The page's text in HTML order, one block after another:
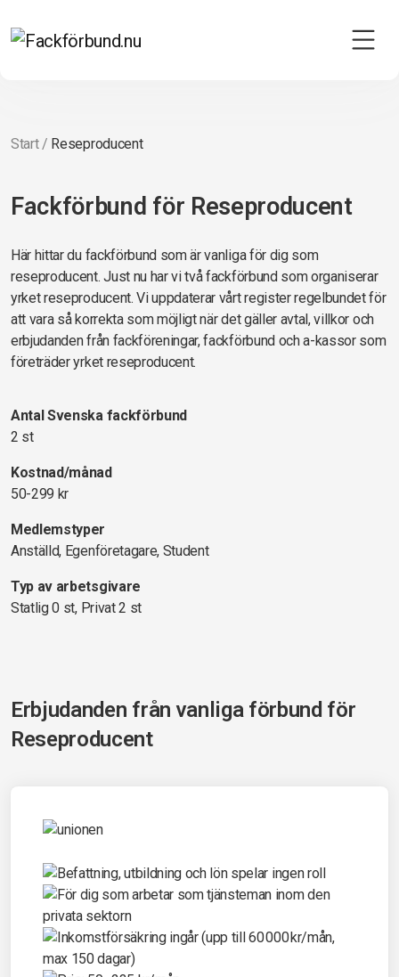
Start/ Reseproducent
Fackförbund för Reseproducent
Här hittar du fackförbund som är vanliga för dig som
reseproducent. Just nu har vi två fackförbund som organiserar
yrket reseproducent. Vi uppdaterar vårt register regelbundet för
att vara så korrekta som möjligt när det gäller avtal, villkor och
erbjudanden från fackföreningar, fackförbund och a-kassor som
företräder yrket reseproducent.
Antal Svenska fackförbund
2 st
Kostnad/månad
50-299 kr
Medlemstyper
Anställd, Egenföretagare, Student
Typ av arbetsgivare
Statlig 0 st, Privat 2 st
Erbjudanden från vanliga förbund för
Reseproducent